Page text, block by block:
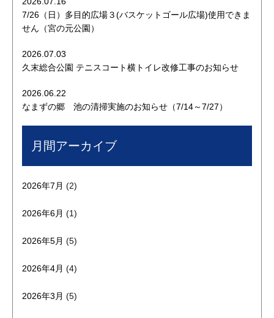
7/26（日）多目的広場３(バスケットゴール広場)使用できま
せん（宮の元公園）
2026.07.03
久末総合公園 テニスコート横トイレ改修工事のお知らせ
2026.06.22
なまずの郷 池の清掃実施のお知らせ（7/14～7/27）
月間アーカイブ
2026年7月 (2)
2026年6月 (1)
2026年5月 (5)
2026年4月 (4)
2026年3月 (5)